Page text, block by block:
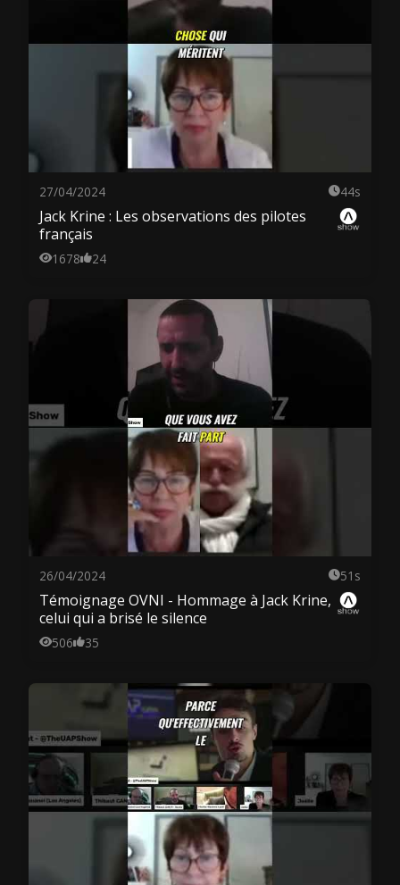
27/04/2024 44s
Jack Krine : Les observations des pilotes
français
1678 24
26/04/2024 51s
Témoignage OVNI - Hommage à Jack Krine,
celui qui a brisé le silence
506 35